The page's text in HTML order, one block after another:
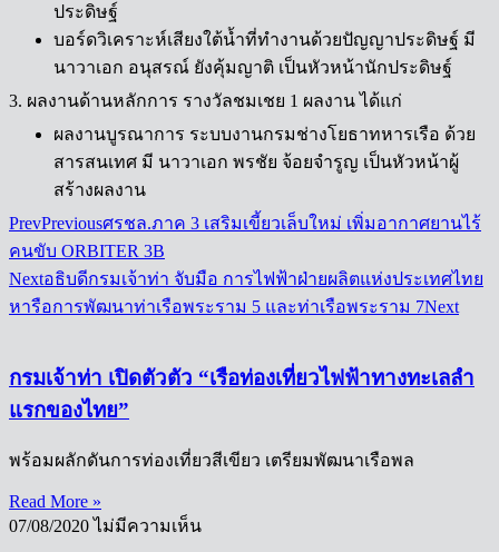
ประดิษฐ์
บอร์ดวิเคราะห์เสียงใต้น้ำที่ทำงานด้วยปัญญาประดิษฐ์ มี
นาวาเอก อนุสรณ์ ยังคุ้มญาติ เป็นหัวหน้านักประดิษฐ์
3. ผลงานด้านหลักการ รางวัลชมเชย 1 ผลงาน ได้แก่
ผลงานบูรณาการ ระบบงานกรมช่างโยธาทหารเรือ ด้วย
สารสนเทศ มี นาวาเอก พรชัย จ้อยจำรูญ เป็นหัวหน้าผู้
สร้างผลงาน
PrevPreviousศรชล.ภาค 3 เสริมเขี้ยวเล็บใหม่ เพิ่มอากาศยานไร้
คนขับ ORBITER 3B
Nextอธิบดีกรมเจ้าท่า จับมือ การไฟฟ้าฝ่ายผลิตแห่งประเทศไทย
หารือการพัฒนาท่าเรือพระราม 5 และท่าเรือพระราม 7Next
กรมเจ้าท่า เปิดตัวตัว “เรือท่องเที่ยวไฟฟ้าทางทะเลลำ
แรกของไทย”
พร้อมผลักดันการท่องเที่ยวสีเขียว เตรียมพัฒนาเรือพล
Read More »
07/08/2020ไม่มีความเห็น